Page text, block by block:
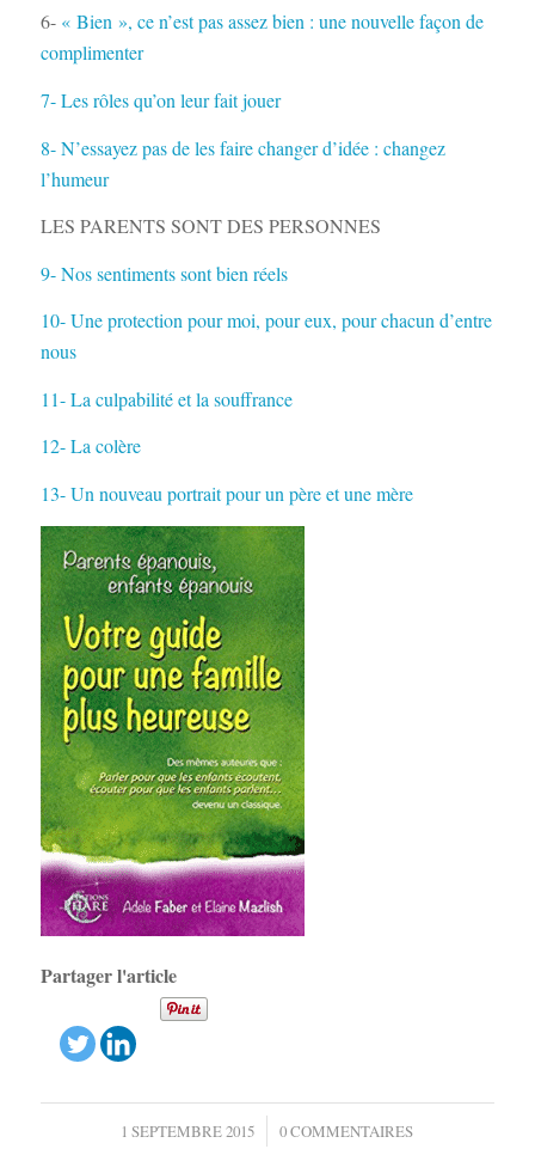
6- « Bien », ce n’est pas assez bien : une nouvelle façon de
complimenter
7- Les rôles qu’on leur fait jouer
8- N’essayez pas de les faire changer d’idée : changez
l’humeur
LES PARENTS SONT DES PERSONNES
9- Nos sentiments sont bien réels
10- Une protection pour moi, pour eux, pour chacun d’entre
nous
11- La culpabilité et la souffrance
12- La colère
13- Un nouveau portrait pour un père et une mère
Partager l'article
1 SEPTEMBRE 2015
/ 0 COMMENTAIRES